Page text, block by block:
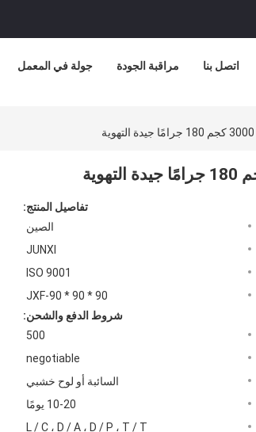
جولة في المعمل مراقبة الجودة اتصل بنا
تفاصيل المنتج:
الصين
JUNXI
ISO 9001
JXF-90 * 90 * 90
شروط الدفع والشحن:
500
negotiable
السائبة أو لوح خشبي
10-20 يومًا
L / C ، D / A ، D / P ، T / T